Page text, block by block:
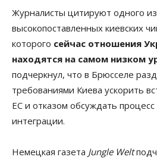
Журналисты цитируют одного
высокопоставленных киевских
которого сейчас отношения
находятся на самом низком
подчеркнул, что в Брюсселе
требованиями Киева ускорить
ЕС и отказом обсуждать
интеграции.
Немецкая газета Jungle Welt